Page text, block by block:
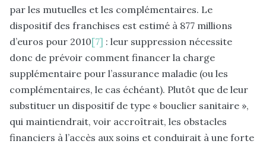
par les mutuelles et les complémentaires. Le
dispositif des franchises est estimé à 877 millions
d’euros pour 2010[7] : leur suppression nécessite
donc de prévoir comment financer la charge
supplémentaire pour l’assurance maladie (ou les
complémentaires, le cas échéant). Plutôt que de leur
substituer un dispositif de type « bouclier sanitaire »,
qui maintiendrait, voir accroîtrait, les obstacles
financiers à l’accès aux soins et conduirait à une forte